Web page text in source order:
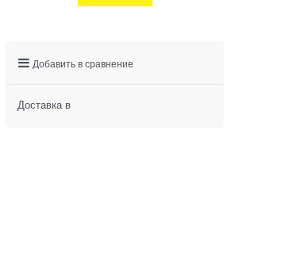
Добавить в сравнение
Доставка в